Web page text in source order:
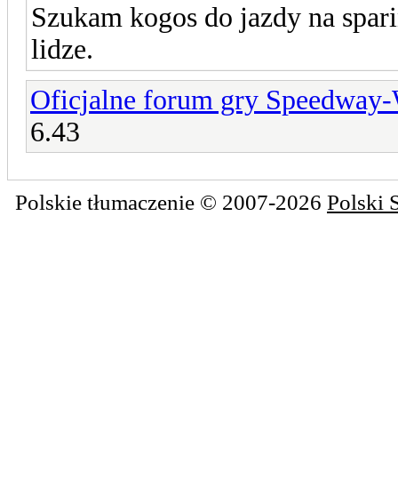
Szukam kogos do jazdy na
lidze.
Oficjalne forum gry
6.43
Polskie tłumaczenie © 2007-2026 Polski